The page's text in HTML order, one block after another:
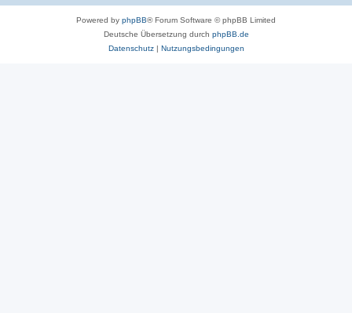
Powered by phpBB® Forum Software © phpBB Limited
Deutsche Übersetzung durch phpBB.de
Datenschutz| Nutzungsbedingungen